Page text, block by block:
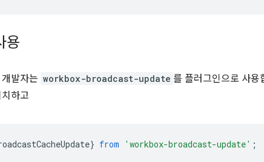
용
발자는 workbox-broadcast-update 를 플러그인으로 사용
하고
} from 'workbox-broadcast-update' ;